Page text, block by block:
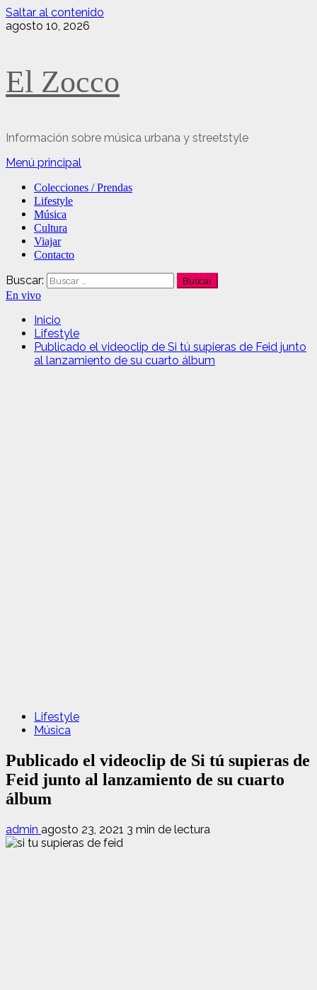
Saltar al contenido
agosto 10, 2026
El Zocco
Información sobre música urbana y streetstyle
Menú principal
Colecciones / Prendas
Lifestyle
Música
Cultura
Viajar
Contacto
Buscar:
En vivo
Inicio
Lifestyle
Publicado el videoclip de Si tú supieras de Feid junto
al lanzamiento de su cuarto álbum
Lifestyle
Música
Publicado el videoclip de Si tú supieras de
Feid junto al lanzamiento de su cuarto
álbum
admin agosto 23, 2021 3 min de lectura